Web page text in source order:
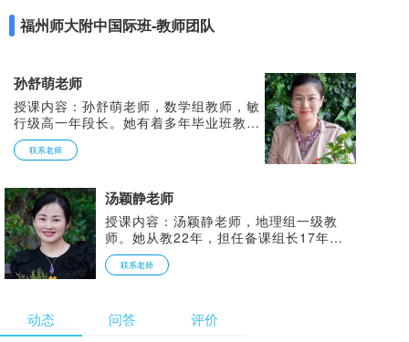
福州师大附中国际班-教师团队
孙舒萌老师
授课内容：孙舒萌老师，数学组教师，敏
行级高一年段长。她有着多年毕业班教学
经验，凭借自身对数学和教学的热爱，努
力提升教学素养，力求让枯燥的数学课灵
的美，形成亲切生动的数学课堂，深受学
生喜爱。
联系老师
汤颖静老师
授课内容：汤颖静老师，地理组一级教
师。她从教22年，担任备课组长17年，
教学严谨又不乏生动，深受学生喜爱；主
持参与多项省级课题研究，撰写多篇教学
亚太区天文奥林匹克竞赛一等奖，在组长
联系老师
动态 问答 评价